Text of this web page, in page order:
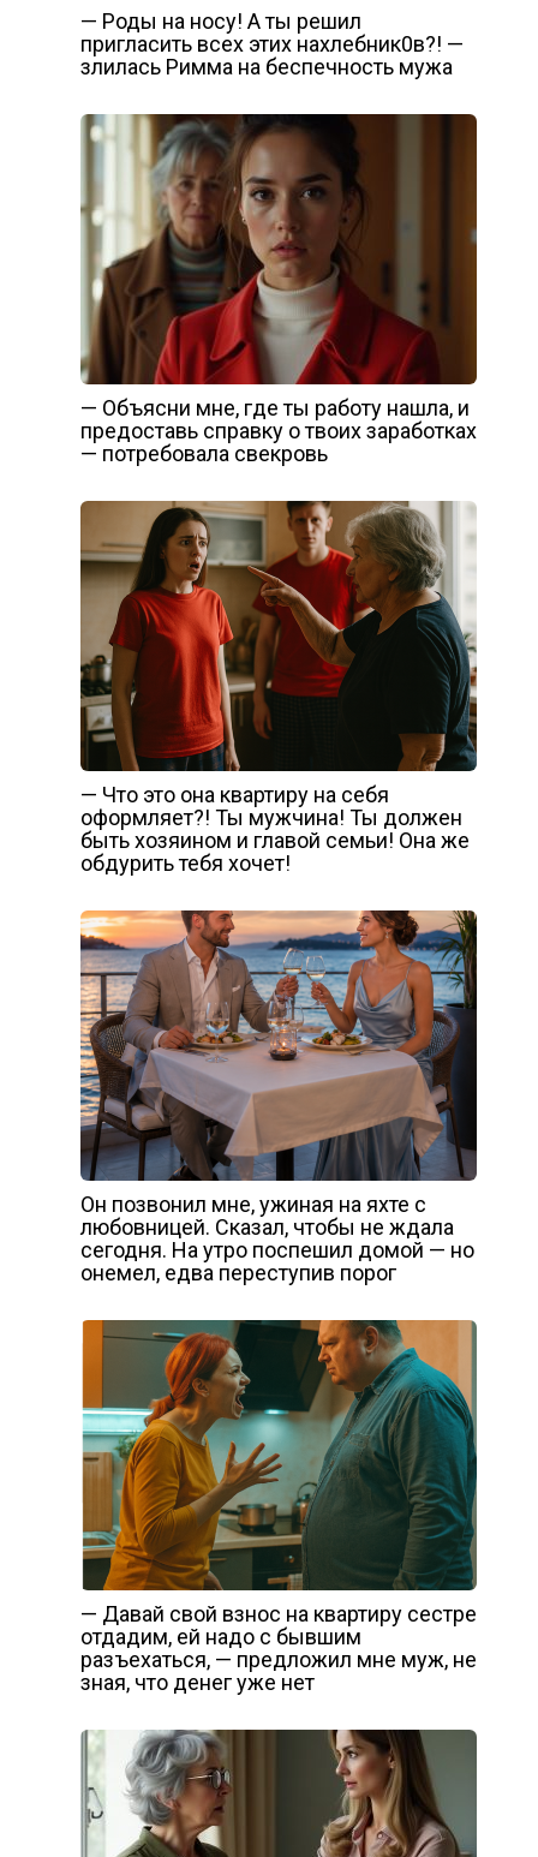
— Роды на носу! А ты решил
пригласить всех этих нахлебник0в?! —
злилась Римма на беспечность мужа
— Объясни мне, где ты работу нашла, и
предоставь справку о твоих заработках
— потребовала свекровь
— Что это она квартиру на себя
оформляет?! Ты мужчина! Ты должен
быть хозяином и главой семьи! Она же
обдурить тебя хочет!
Он позвонил мне, ужиная на яхте с
любовницей. Сказал, чтобы не ждала
сегодня. На утро поспешил домой — но
онемел, едва переступив порог
— Давай свой взнос на квартиру сестре
отдадим, ей надо с бывшим
разъехаться, — предложил мне муж, не
зная, что денег уже нет